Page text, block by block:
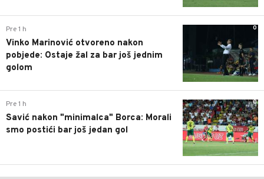
0
Pre 1 h
Vinko Marinović otvoreno nakon
pobjede: Ostaje žal za bar još jednim
golom
0
Pre 1 h
Savić nakon "minimalca" Borca: Morali
smo postići bar još jedan gol